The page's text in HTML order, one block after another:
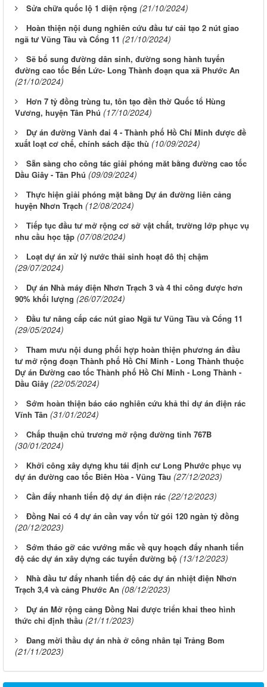
Sửa chữa quốc lộ 1 diện rộng (21/10/2024)
Hoàn thiện nội dung nghiên cứu đầu tư cải tạo 2 nút giao
ngã tư Vũng Tàu và Cổng 11 (21/10/2024)
Sẽ bổ sung đường dân sinh, đường song hành tuyến
đường cao tốc Bến Lức- Long Thành đoạn qua xã Phước An
(21/10/2024)
Hơn 7 tỷ đồng trùng tu, tôn tạo đền thờ Quốc tổ Hùng
Vương, huyện Tân Phú (17/10/2024)
Dự án đường Vành đai 4 - Thành phố Hồ Chí Minh được đề
xuất loạt cơ chế, chính sách đặc thù (10/09/2024)
Sẵn sàng cho công tác giải phóng măt bằng đường cao tốc
Dầu Giây - Tân Phú (09/09/2024)
Thực hiện giải phóng mặt bằng Dự án đường liên cảng
huyện Nhơn Trạch (12/08/2024)
Tiếp tục đầu tư mở rộng cơ sở vật chất, trường lớp phục vụ
nhu cầu học tập (07/08/2024)
Loạt dự án xử lý nước thải sinh hoạt đô thị chậm
(29/07/2024)
Dự án Nhà máy điện Nhơn Trạch 3 và 4 thi công được hơn
90% khối lượng (26/07/2024)
Đầu tư nâng cấp các nút giao Ngã tư Vũng Tàu và Cổng 11
(29/05/2024)
Tham mưu nội dung phối hợp hoàn thiện phương án đầu
tư mở rộng đoạn Thành phố Hồ Chí Minh - Long Thành thuộc
Dự án Đường cao tốc Thành phố Hồ Chí Minh - Long Thành -
Dầu Giây (22/05/2024)
Sớm hoàn thiện báo cáo nghiên cứu khả thi dự án điện rác
Vĩnh Tân (31/01/2024)
Chấp thuận chủ trương mở rộng đường tỉnh 767B
(30/01/2024)
Khởi công xây dựng khu tái định cư Long Phước phục vụ
dự án đường cao tốc Biên Hòa - Vũng Tàu (27/12/2023)
Cần đẩy nhanh tiến độ dự án điện rác (22/12/2023)
Đồng Nai có 4 dự án cần vay vốn từ gói 120 ngàn tỷ đồng
(20/12/2023)
Sớm tháo gỡ các vướng mắc về quy hoạch đẩy nhanh tiến
độ các dự án xây dựng các tuyến đường bộ (13/12/2023)
Nhà đầu tư đẩy nhanh tiến độ các dự án nhiệt điện Nhơn
Trạch 3,4 và cảng Phước An (08/12/2023)
Dự án Mở rộng cảng Đồng Nai được triển khai theo hình
thức chỉ định thầu (21/11/2023)
Đang mời thầu dự án nhà ở công nhân tại Trảng Bom
(21/11/2023)